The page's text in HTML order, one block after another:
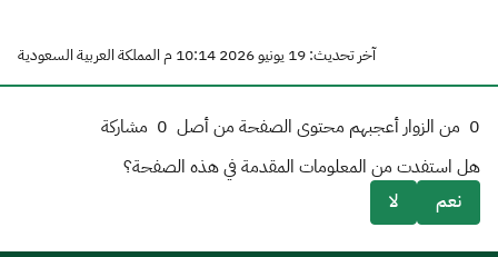
آخر تحديث: 19 يونيو 2026 10:14 م المملكة العربية السعودية
0 من الزوار أعجبهم محتوى الصفحة من أصل 0 مشاركة
هل استفدت من المعلومات المقدمة في هذه الصفحة؟
نعم
لا